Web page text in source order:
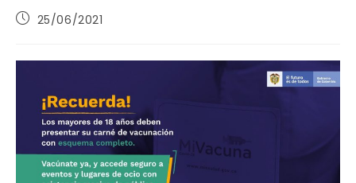
Publicación
entrada:
25/06/2021